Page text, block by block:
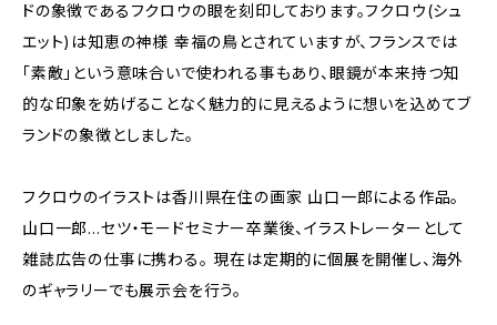
ドの象徴であるフクロウの眼を刻印しております。フクロウ(シュ
エット)は知恵の神様 幸福の鳥とされていますが、フランスでは
「素敵」という意味合いで使われる事もあり、眼鏡が本来持つ知
的な印象を妨げることなく魅力的に見えるように想いを込めてブ
ランドの象徴としました。
フクロウのイラストは香川県在住の画家 山口一郎による作品。
山口一郎…セツ・モードセミナー卒業後、イラストレーターとして
雑誌広告の仕事に携わる。 現在は定期的に個展を開催し、海外
のギャラリーでも展示会を行う。